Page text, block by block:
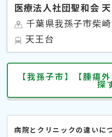
医療法人社団聖和会
千葉県我孫子市柴
天王台
【我孫子市】【腫瘍
探
病院とクリニックの違いに